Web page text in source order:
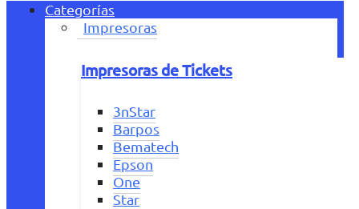
Categorías
Impresoras
Impresoras de Tickets
3nStar
Barpos
Bematech
Epson
One
Star